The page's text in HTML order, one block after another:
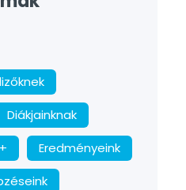
Diákjainknak
Eredményeink